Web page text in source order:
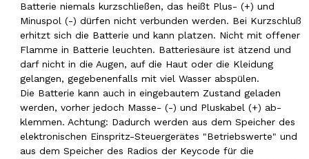
Batterie niemals kurzschließen, das heißt Plus- (+) und
Minuspol (-) dürfen nicht verbunden werden. Bei Kurzschluß
erhitzt sich die Batterie und kann platzen. Nicht mit offener
Flamme in Batterie leuchten. Batteriesäure ist ätzend und
darf nicht in die Augen, auf die Haut oder die Kleidung
gelangen, gegebenenfalls mit viel Wasser abspülen.
Die Batterie kann auch in eingebautem Zustand geladen
werden, vorher jedoch Masse- (-) und Pluskabel (+) ab-
klemmen. Achtung: Dadurch werden aus dem Speicher des
elektronischen Einspritz-Steuergerätes "Betriebswerte" und
aus dem Speicher des Radios der Keycode für die